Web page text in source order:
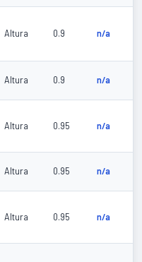
Altura 0.9 n/a
Altura 0.9 n/a
Altura 0.95 n/a
Altura 0.95 n/a
Altura 0.95 n/a